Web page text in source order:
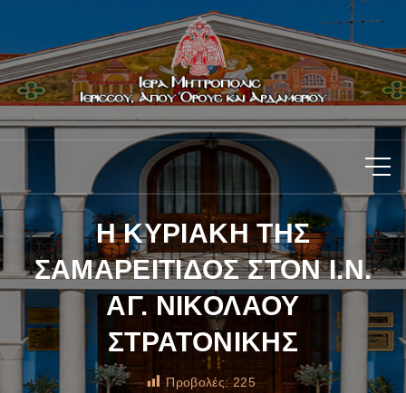
Η ΚΥΡΙΑΚΗ ΤΗΣ
ΣΑΜΑΡΕΙΤΙΔΟΣ ΣΤΟΝ Ι.Ν.
ΑΓ. ΝΙΚΟΛΑΟΥ
ΣΤΡΑΤΟΝΙΚΗΣ
Προβολές: 225